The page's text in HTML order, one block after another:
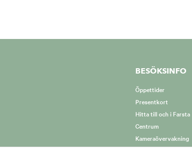
BESÖKSINFO
Öppettider
Presentkort
Hitta till och i Farsta
Centrum
Kameraövervakning